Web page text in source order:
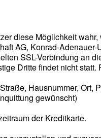
diese Möglichkeit
AG, Konrad-Adenauer-
SSL-Verbindung an
Dritte findet nicht
Hausnummer,
gewünscht)
der Kreditkarte.